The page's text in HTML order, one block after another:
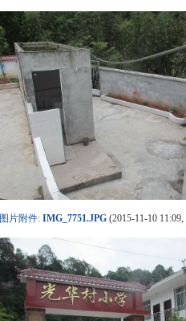
图片附件:IMG_7751.JPG (2015-11-10